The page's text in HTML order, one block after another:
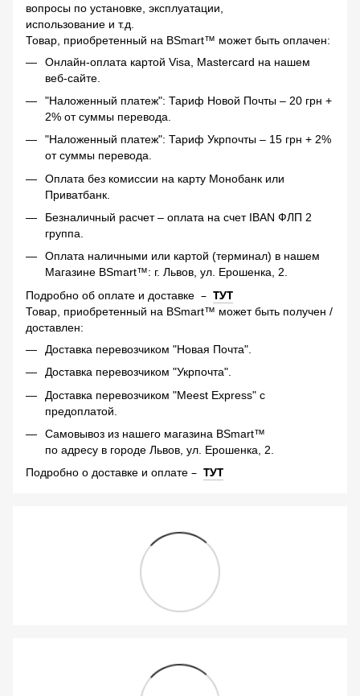
вопросы по установке, эксплуатации,
использование и т.д.
Товар, приобретенный на BSmart™ может быть оплачен:
Онлайн-оплата картой Visa, Mastercard на нашем
веб-сайте.
"Наложенный платеж": Тариф Новой Почты – 20 грн +
2% от суммы перевода.
"Наложенный платеж": Тариф Укрпочты – 15 грн + 2%
от суммы перевода.
Оплата без комиссии на карту Монобанк или
Приватбанк.
Безналичный расчет – оплата на счет IBAN ФЛП 2
группа.
Оплата наличными или картой (терминал) в нашем
Магазине BSmart™: г. Львов, ул. Ерошенка, 2.
Подробно об оплате и доставке – ТУТ
Товар, приобретенный на BSmart™ может быть получен /
доставлен:
Доставка перевозчиком "Новая Почта".
Доставка перевозчиком "Укрпочта".
Доставка перевозчиком "Meest Express" с
предоплатой.
Самовывоз из нашего магазина BSmart™
по адресу в городе Львов, ул. Ерошенка, 2.
Подробно о доставке и оплате – ТУТ